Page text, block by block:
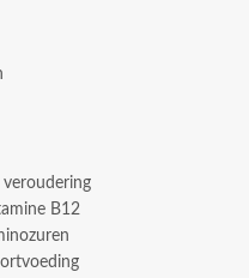
veroudering
B12